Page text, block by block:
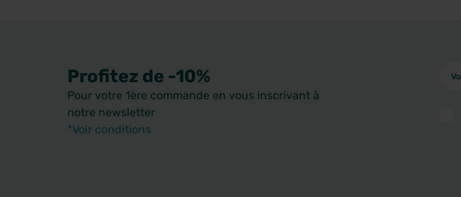
Profitez de -10%
Pour votre 1ère commande en vous inscrivant à
notre newsletter
*Voir conditions